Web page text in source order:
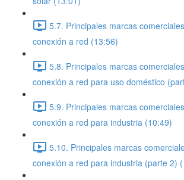
5.7. Principales marcas
conexión a red (13:56)
5.8. Principales marcas
conexión a red para uso doméstico
5.9. Principales marcas
conexión a red para industria (10:49)
5.10. Principales marcas
conexión a red para industria (parte 2)